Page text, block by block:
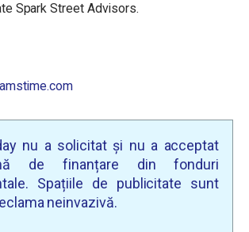
Spark Street Advisors.
nu a solicitat și nu a acceptat
de finanțare din fonduri
Spațiile de publicitate sunt
neinvazivă.